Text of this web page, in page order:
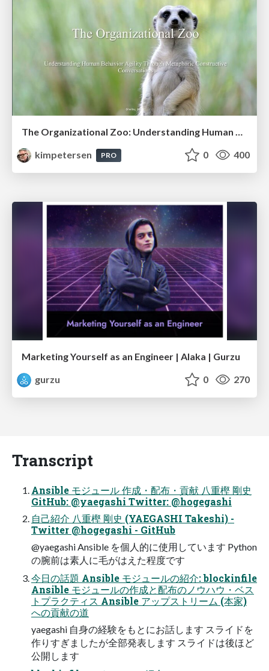
The Organizational Zoo: Understanding Human Behavior Agility Through Metaphoric Constructive Conversations (based on the works of Arthur Shelley, Ph.D)
kimpetersen
PRO 0 400
Marketing Yourself as an Engineer | Alaka | Gurzu
gurzu
0 270
Transcript
Ansible モジュール 作成・配布・貢献 八重樫 剛史
GitHub: @yaegashi Twitter: @hogegashi
自己紹介 八重樫 剛史 (YAEGASHI Takeshi) -
Twitter @hogegashi - GitHub
@yaegashi Ansible を個人的に使用しています Python
の腕前は素人に毛がはえた程度です
今日の話題 Ansible モジュールの紹介: blockinfile
Ansible モジュールの作成と配布のノウハウ・ベス
トプラクティス Ansible アップストリーム (本家)
への貢献の道
yaegashi 自身の経験をもとにお話します スライドを
作りすぎましたが全部発表します スライドは後ほど
公開します